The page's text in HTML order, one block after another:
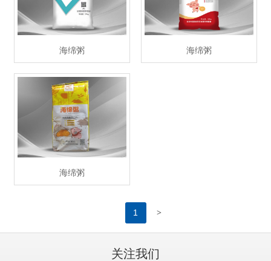
海绵粥 海绵粥
海绵粥
1 >
关注我们